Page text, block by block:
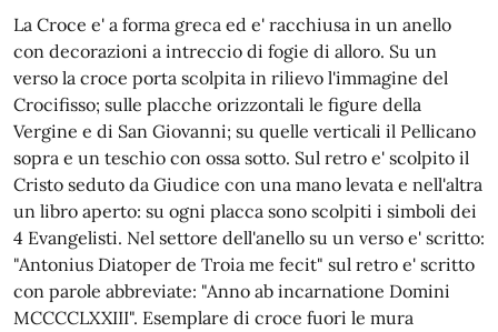
La Croce e' a forma greca ed e' racchiusa in un anello
con decorazioni a intreccio di fogie di alloro. Su un
verso la croce porta scolpita in rilievo l'immagine del
Crocifisso; sulle placche orizzontali le figure della
Vergine e di San Giovanni; su quelle verticali il Pellicano
sopra e un teschio con ossa sotto. Sul retro e' scolpito il
Cristo seduto da Giudice con una mano levata e nell'altra
un libro aperto: su ogni placca sono scolpiti i simboli dei
4 Evangelisti. Nel settore dell'anello su un verso e' scritto:
"Antonius Diatoper de Troia me fecit" sul retro e' scritto
con parole abbreviate: "Anno ab incarnatione Domini
MCCCCLXXIII". Esemplare di croce fuori le mura